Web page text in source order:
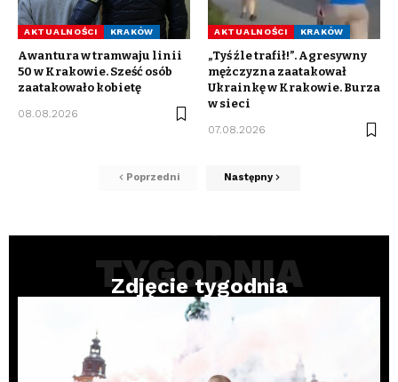
AKTUALNOŚCI KRAKÓW
Awantura w tramwaju linii
50 w Krakowie. Sześć osób
zaatakowało kobietę
08.08.2026
AKTUALNOŚCI KRAKÓW
„Tyś źle trafił!”. Agresywny
mężczyzna zaatakował
Ukrainkę w Krakowie. Burza
w sieci
07.08.2026
Poprzedni Następny
Zdjęcie tygodnia
TYGODNIA